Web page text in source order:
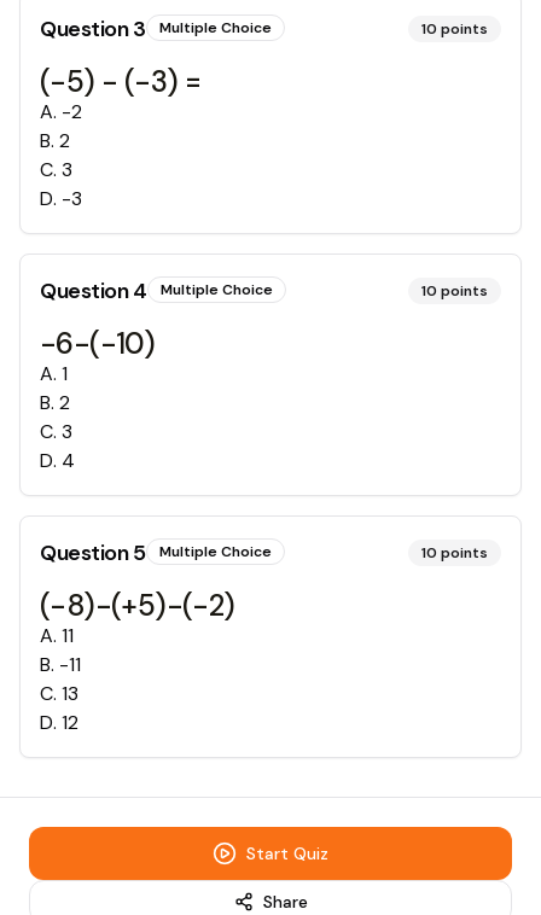
Question3 Multiple Choice 10 points
(-5) - (-3) =
A. -2
B. 2
C. 3
D. -3
Question4 Multiple Choice 10 points
-6-(-10)
A. 1
B. 2
C. 3
D. 4
Question5 Multiple Choice 10 points
(-8)-(+5)-(-2)
A. 11
B. -11
C. 13
D. 12
Start Quiz
Share